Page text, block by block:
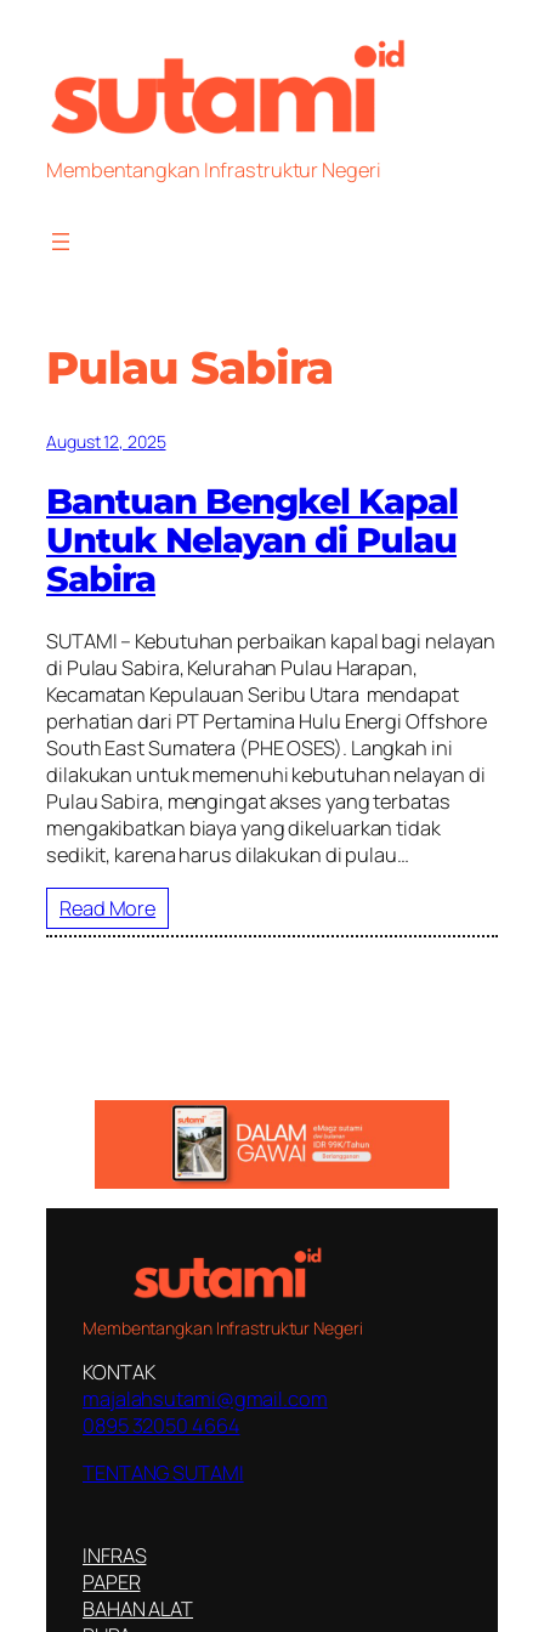
content
Membentangkan Infrastruktur Negeri
Pulau Sabira
August 12, 2025
Bantuan Bengkel Kapal
Untuk Nelayan di Pulau
Sabira
SUTAMI – Kebutuhan perbaikan kapal bagi nelayan
di Pulau Sabira, Kelurahan Pulau Harapan,
Kecamatan Kepulauan Seribu Utara mendapat
perhatian dari PT Pertamina Hulu Energi Offshore
South East Sumatera (PHE OSES). Langkah ini
dilakukan untuk memenuhi kebutuhan nelayan di
Pulau Sabira, mengingat akses yang terbatas
mengakibatkan biaya yang dikeluarkan tidak
sedikit, karena harus dilakukan di pulau…
Read More
Membentangkan Infrastruktur Negeri
KONTAK
majalahsutami@gmail.com
0895 32050 4664
TENTANG SUTAMI
INFRAS
PAPER
BAHAN ALAT